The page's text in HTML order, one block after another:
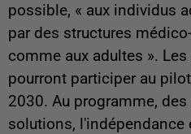
possible, « aux individus
par des structures
comme aux adultes ».
pourront participer au
2030. Au programme,
solutions, l'indépendance